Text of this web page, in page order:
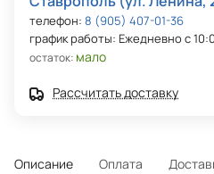
телефон: 8 (905) 407-01-36
график работы: Ежедневно с
остаток: мало
Рассчитать доставку
Описание Оплата